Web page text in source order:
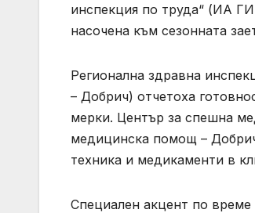
инспекция по труда“ (ИА
насочена към сезонната
Регионална здравна
– Добрич) отчетоха
мерки. Център за спешна
медицинска помощ –
техника и медикаменти в
Специален акцент по